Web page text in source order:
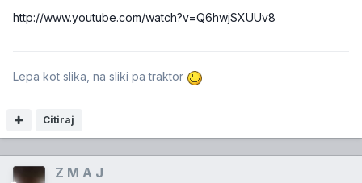
http://www.youtube.com/watch?v=Q6hwjSXUUv8
Citiraj
Lepa kot slika, na sliki pa traktor
Z M A J